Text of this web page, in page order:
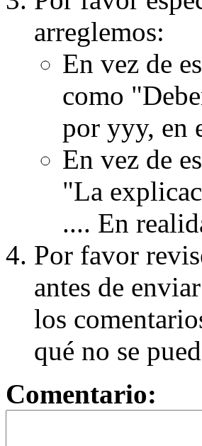
arreglemos:
En vez de
como
por yyy, en
En vez de
"La
.... En
Por favor
antes de
los
qué no se
Comentario: